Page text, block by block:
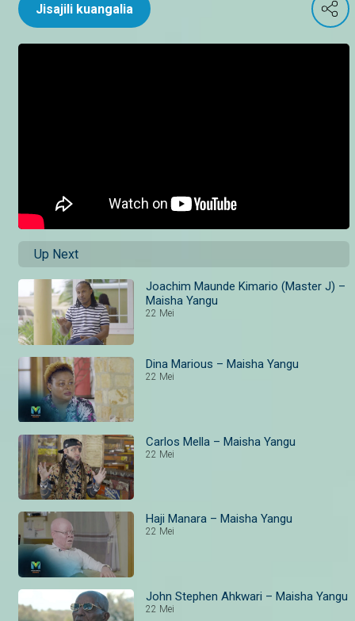
Jisajili kuangalia
Up Next
Joachim Maunde Kimario (Master J) –
Maisha Yangu
22 Mei
Dina Marious – Maisha Yangu
22 Mei
Carlos Mella – Maisha Yangu
22 Mei
Haji Manara – Maisha Yangu
22 Mei
John Stephen Ahkwari – Maisha Yangu
22 Mei